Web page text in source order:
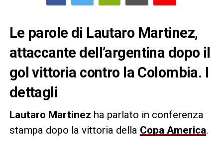
Le parole di Lautaro Martinez,
attaccante dell’argentina dopo il
gol vittoria contro la Colombia. I
dettagli
Lautaro Martinez ha parlato in conferenza
stampa dopo la vittoria della Copa America.